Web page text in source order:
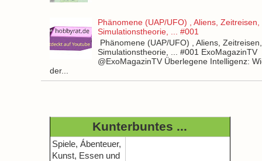
Phänomene (UAP/UFO) , Aliens, Zeitreisen,
Simulationstheorie, ... #001
Phänomene (UAP/UFO) , Aliens, Zeitreisen,
Simulationstheorie, ... #001 ExoMagazinTV
@ExoMagazinTV Überlegene Intelligenz:
der...
Kunterbuntes ...
Spiele, Ábenteuer,
Kunst, Essen und